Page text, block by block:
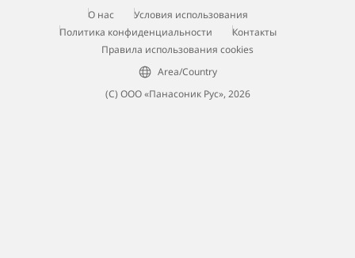
О нас
Условия использования
Политика конфиденциальности
Контакты
Правила использования cookies
Area/Country
(С) ООО «Панасоник Рус», 2026